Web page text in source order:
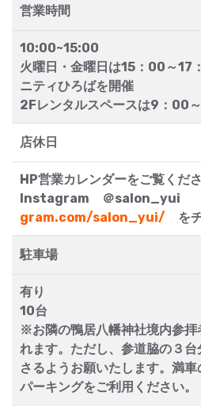
営業時間
10:00~15:00
火曜日・金曜日は15：00～
ニティひろばを開催
2Fレンタルスペースは9：
店休日
HP営業カレンダーをご覧くだ
Instagram ＠salon_yui
gram.com/salon_yui/ をチ
駐車場
有り
10台
※お隣の鴨居八幡神社境内参拝
れます。ただし、参道脇の３
さるようお願いたします。満
パーキングをご利用ください。